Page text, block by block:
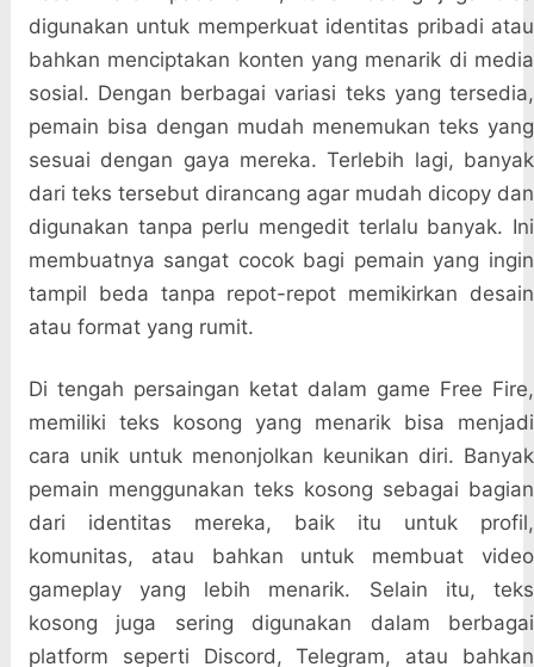
digunakan untuk memperkuat identitas pribadi atau
bahkan menciptakan konten yang menarik di media
sosial. Dengan berbagai variasi teks yang tersedia,
pemain bisa dengan mudah menemukan teks yang
sesuai dengan gaya mereka. Terlebih lagi, banyak
dari teks tersebut dirancang agar mudah dicopy dan
digunakan tanpa perlu mengedit terlalu banyak. Ini
membuatnya sangat cocok bagi pemain yang ingin
tampil beda tanpa repot-repot memikirkan desain
atau format yang rumit.
Di tengah persaingan ketat dalam game Free Fire,
memiliki teks kosong yang menarik bisa menjadi
cara unik untuk menonjolkan keunikan diri. Banyak
pemain menggunakan teks kosong sebagai bagian
dari identitas mereka, baik itu untuk profil,
komunitas, atau bahkan untuk membuat video
gameplay yang lebih menarik. Selain itu, teks
kosong juga sering digunakan dalam berbagai
platform seperti Discord, Telegram, atau bahkan